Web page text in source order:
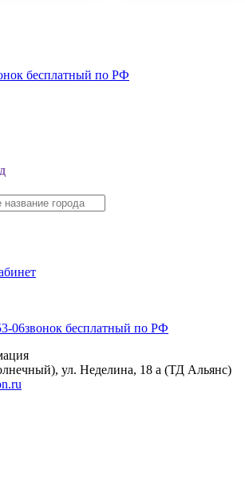
бесплатный по РФ
06звонок бесплатный по РФ
ул. Неделина, 18 а (ТД Альянс)